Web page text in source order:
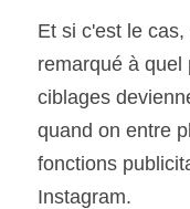
Et si c'est le
remarqué à quel
ciblages
quand on entre
fonctions
Instagram.